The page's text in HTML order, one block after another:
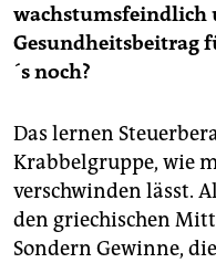
wachstumsfeindlich
Gesundheitsbeitrag
´s noch?
Das lernen
Krabbelgruppe, wie
verschwinden lässt.
den griechischen
Sondern Gewinne,